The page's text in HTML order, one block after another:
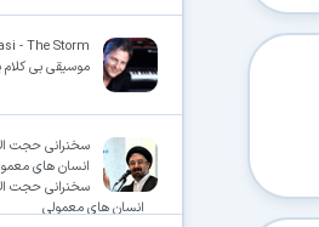
- The Storm
موسیقی بی کلام
سخنرانی حجت
انسان های
سخنرانی حجت
انسان های معمولی